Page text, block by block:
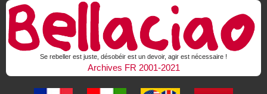
Se rebeller est juste, désobéir est un devoir, agir est nécessaire !
Archives FR 2001-2021